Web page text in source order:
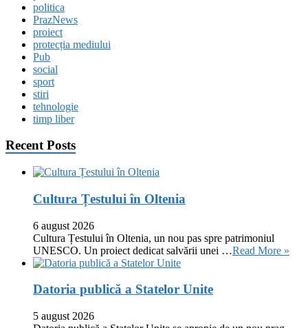
politica
PrazNews
proiect
protecția mediului
Pub
social
sport
stiri
tehnologie
timp liber
Recent Posts
Cultura Țestului în Oltenia
6 august 2026
Cultura Țestului în Oltenia, un nou pas spre patrimoniul
UNESCO. Un proiect dedicat salvării unei …Read More »
Datoria publică a Statelor Unite
5 august 2026